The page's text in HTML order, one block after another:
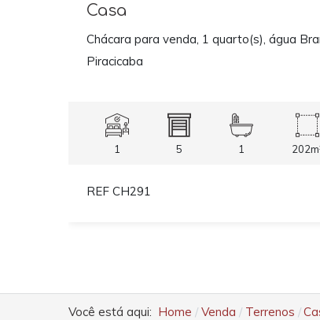
Casa
Chácara para venda, 1 quarto(s), água
Piracicaba
1 5 1
REF CH291
Você está aqui: Home Venda Terrenos